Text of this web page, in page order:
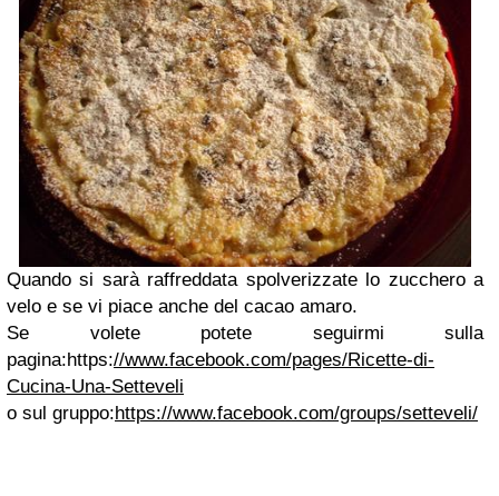
Quando si sarà raffreddata spolverizzate lo zucchero a
velo e se vi piace anche del cacao amaro.
Se volete potete seguirmi sulla
pagina:https://www.facebook.com/pages/Ricette-di-
Cucina-Una-Setteveli
o sul gruppo:https://www.facebook.com/groups/setteveli/